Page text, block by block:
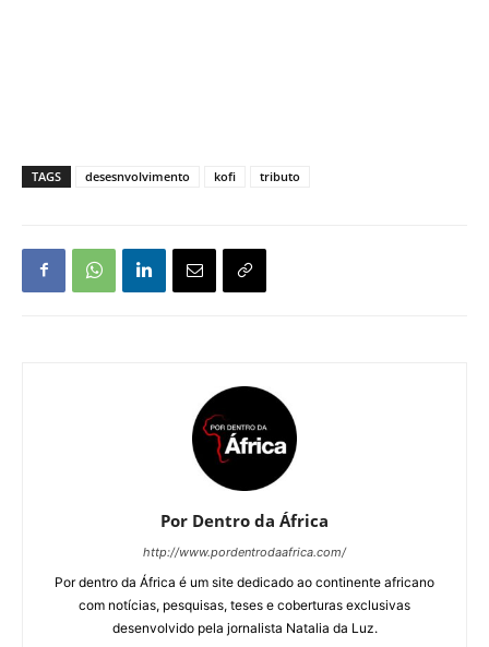
TAGS desesnvolvimento kofi tributo
Por Dentro da África
http://www.pordentrodaafrica.com/
Por dentro da África é um site dedicado ao continente africano
com notícias, pesquisas, teses e coberturas exclusivas
desenvolvido pela jornalista Natalia da Luz.